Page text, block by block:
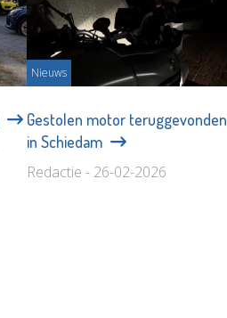
Nieuws
Gestolen motor teruggevonden
in Schiedam
Redactie - 26-02-2026